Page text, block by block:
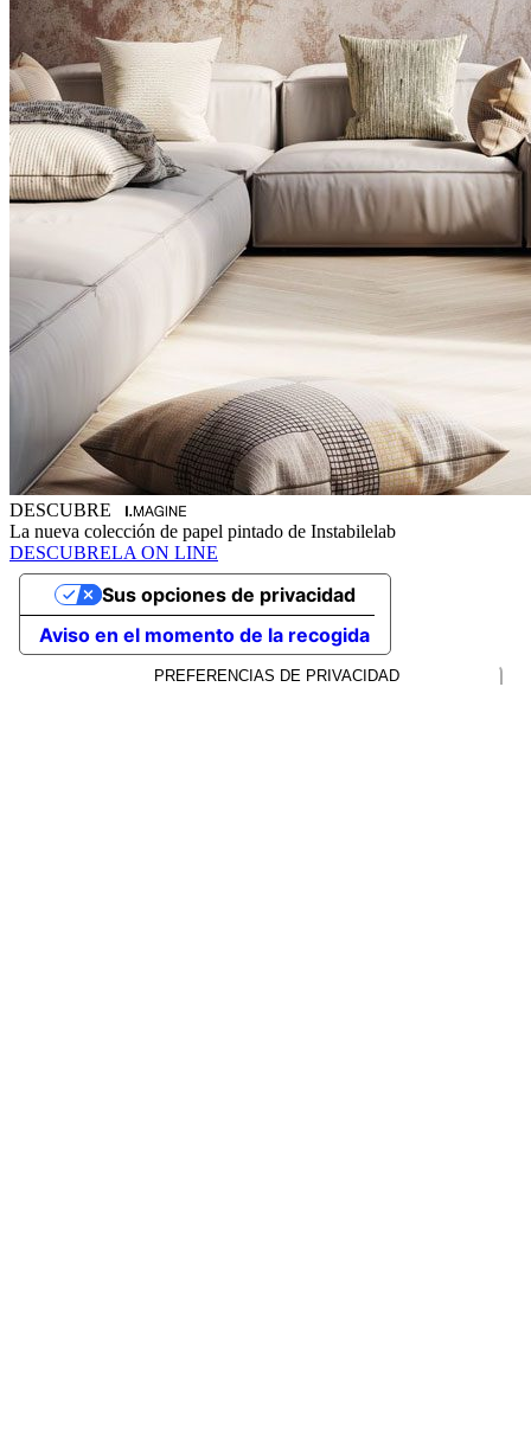
DESCUBRE
La nueva colección de papel pintado de Instabilelab
DESCUBRELA ON LINE
Aviso en el momento de la recogida
Sus opciones de privacidad